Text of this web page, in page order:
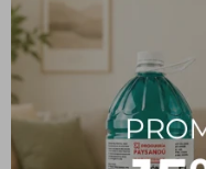
¿Qué es?